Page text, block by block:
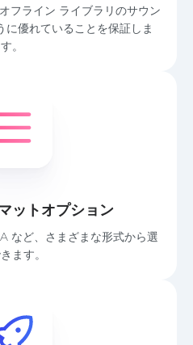
フライン ライブラリのサウン
に優れていることを保証しま
す。
ットオプション
など、さまざまな形式から選
ます。